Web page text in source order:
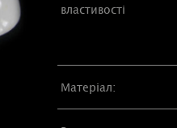
властивості
Матеріал: